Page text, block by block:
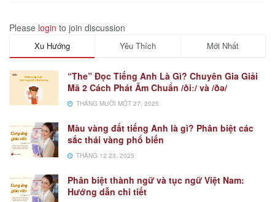
Please login to join discussion
Xu Hướng Yêu Thích Mới Nhất
“The” Đọc Tiếng Anh Là Gì? Chuyên Gia Giải
Mã 2 Cách Phát Âm Chuẩn /ðiː/ và /ðə/
THÁNG MƯỜI MỘT 27, 2025
Màu vàng đất tiếng Anh là gì? Phân biệt các
sắc thái vàng phổ biến
THÁNG 12 23, 2025
Phân biệt thành ngữ và tục ngữ Việt Nam:
Hướng dẫn chi tiết